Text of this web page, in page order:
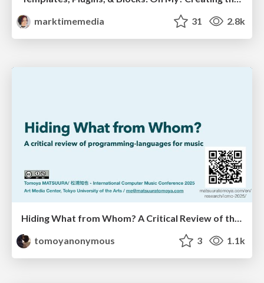
marktimemedia
31 2.8k
tomoyanonymous
3 1.1k